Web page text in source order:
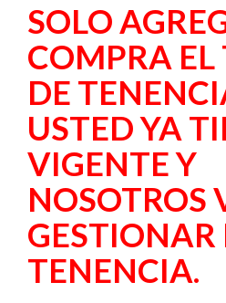
SOLO
COMPRA
DE
USTED YA
VIGENTE Y
NOSOTROS
GESTIONAR
TENENCIA.